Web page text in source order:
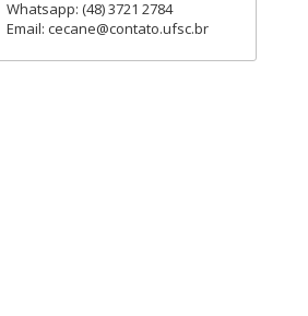
Whatsapp: (48) 3721 2784
Email: cecane@contato.ufsc.br